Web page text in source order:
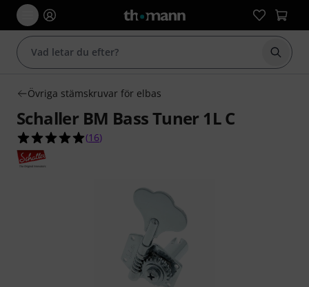
Börja
Övriga stämskruvar för elbas
Schaller BM Bass Tuner 1L C
5.0 av 5 stjärnor från 16 kundbetyg
(16)